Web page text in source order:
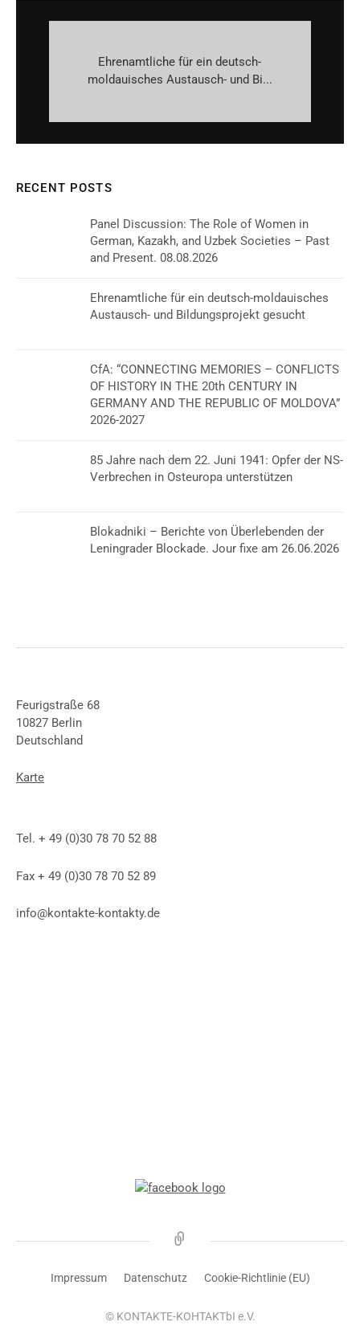
Ehrenamtliche für ein deutsch-
moldauisches Austausch- und Bi...
RECENT POSTS
Panel Discussion: The Role of Women in
German, Kazakh, and Uzbek Societies – Past
and Present. 08.08.2026
Ehrenamtliche für ein deutsch-moldauisches
Austausch- und Bildungsprojekt gesucht
CfA: “CONNECTING MEMORIES – CONFLICTS
OF HISTORY IN THE 20th CENTURY IN
GERMANY AND THE REPUBLIC OF MOLDOVA”
2026-2027
85 Jahre nach dem 22. Juni 1941: Opfer der NS-
Verbrechen in Osteuropa unterstützen
Blokadniki – Berichte von Überlebenden der
Leningrader Blockade. Jour fixe am 26.06.2026
Feurigstraße 68
10827 Berlin
Deutschland
Karte
Tel. + 49 (0)30 78 70 52 88
Fax + 49 (0)30 78 70 52 89
info@kontakte-kontakty.de
Impressum Datenschutz Cookie-Richtlinie (EU)
© KONTAKTE-KOHTAKTbI e.V.